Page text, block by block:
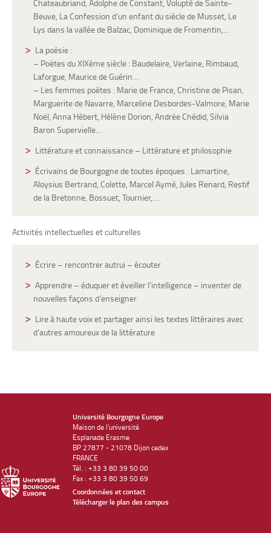
Chateaubriand, Adolphe de Constant, Volupté de Sainte-
Beuve, La Confession d’un enfant du siècle de Musset, Le
Lys dans la vallée de Balzac, Dominique de Fromentin,…
La poésie :
– Poètes du XIXème siècle : Baudelaire, Verlaine, Rimbaud,
Laforgue, Maurice de Guérin…
– Les femmes poètes : Marie de France, Christine de Pisan,
Marguerite de Navarre, Marceline Desbordes-Valmore, Marie
Noël, Anna Hébert, Hélène Dorion, Andrée Chédid, Silvia
Baron Supervielle…
Littérature et connaissance – Littérature et philosophie
Écrivains de Bourgogne de toutes époques : Lamartine,
Aloysius Bertrand, Colette, Marcel Aymé, Jules Renard, Restif
de la Bretonne, Bossuet, Tournier,…
Activités intellectuelles et culturelles
Écrire – rencontrer autrui – écouter
Apprendre – éduquer et éveiller l’intelligence – inventer de
nouvelles façons d’enseigner
Lire à haute voix et partager ainsi les textes littéraires avec
d’autres amoureux de la littérature
Université Bourgogne Europe
Maison de l'université
Esplanade Erasme
BP 27877 - 21078 Dijon cedex
FRANCE
Tél. : +33 3 80 39 50 00
Fax : +33 3 80 39 50 69
Coordonnées et contact
Télécharger le plan des campus